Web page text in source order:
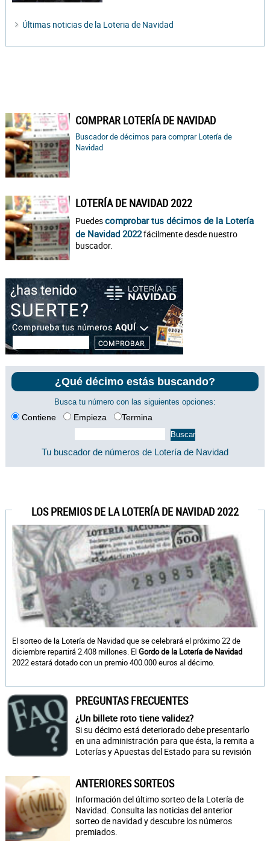
Últimas noticias de la Loteria de Navidad
COMPRAR LOTERÍA DE NAVIDAD
Buscador de décimos para comprar Lotería de
Navidad
LOTERÍA DE NAVIDAD 2022
Puedescomprobar tus décimos de la Lotería
de Navidad 2022fácilmente desde nuestro
buscador.
¿Qué décimo estás buscando?
Busca tu número con las siguientes opciones:
Contiene Empieza Termina
Tu buscador de números de Lotería de Navidad
LOS PREMIOS DE LA LOTERÍA DE NAVIDAD 2022
El sorteo de la Lotería de Navidad que se celebrará el próximo 22 de
diciembre repartirá 2.408 millones. ElGordo de la Lotería de Navidad
2022 estará dotado con un premio 400.000 euros al décimo.
PREGUNTAS FRECUENTES
¿Un billete roto tiene validez?
Si su décimo está deteriorado debe presentarlo
en una administración para que ésta, la remita a
Loterías y Apuestas del Estado para su revisión
ANTERIORES SORTEOS
Información del último sorteo de la Lotería de
Navidad. Consulta las noticias del anterior
sorteo de navidad y descubre los números
premiados.